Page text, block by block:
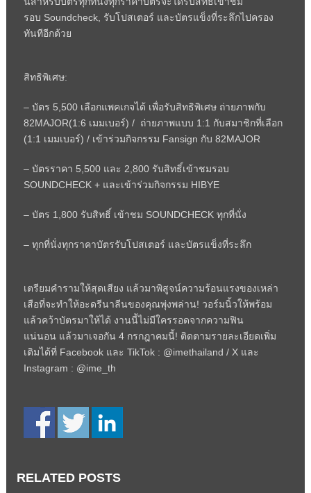
รอบ Soundcheck, รับโปสเตอร์ และบัตรแข็งที่ระลึกไปครอง
ทันทีอีกด้วย
สิทธิพิเศษ:
– บัตร 5,500 เลือกแพคเกจได้ เพื่อรับสิทธิพิเศษ ถ่ายภาพกับ
82MAJOR(1:6 เมมเบอร์) / ถ่ายภาพแบบ 1:1 กับสมาชิกที่เลือก
(1:1 เมมเบอร์) / เข้าร่วมกิจกรรม Fansign กับ 82MAJOR
– บัตรราคา 5,500 และ 2,800 รับสิทธิ์เข้าชมรอบ
SOUNDCHECK + และเข้าร่วมกิจกรรม HIBYE
– บัตร 1,800 รับสิทธิ์ เข้าชม SOUNDCHECK ทุกที่นั่ง
– ทุกที่นั่งทุกราคาบัตรรับโปสเตอร์ และบัตรแข็งที่ระลึก
เตรียมคำรามให้สุดเสียง แล้วมาพิสูจน์ความร้อนแรงของเหล่า
เสือที่จะทำให้อะดรีนาลีนของคุณพุ่งพล่าน! วอร์มนิ้วให้พร้อม
แล้วคว้าบัตรมาให้ได้ งานนี้ไม่มีใครรอดจากความฟิน
แน่นอน แล้วมาเจอกัน 4 กรกฎาคมนี้! ติดตามรายละเอียดเพิ่ม
เติมได้ที่ Facebook และ TikTok : @imethailand / X และ
Instagram : @ime_th
RELATED POSTS